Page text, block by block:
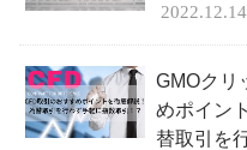
2022.12.14
GMOクリ
めポイン
替取引を